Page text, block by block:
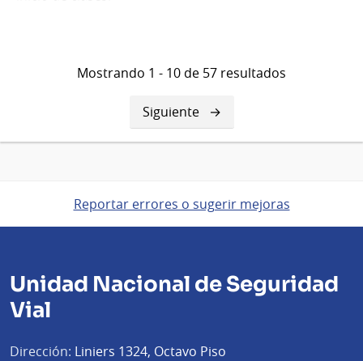
Mostrando 1 - 10 de 57 resultados
Siguiente
página
Siguiente
Reportar errores o sugerir mejoras
Unidad Nacional de Seguridad
Vial
Dirección: Liniers 1324, Octavo Piso